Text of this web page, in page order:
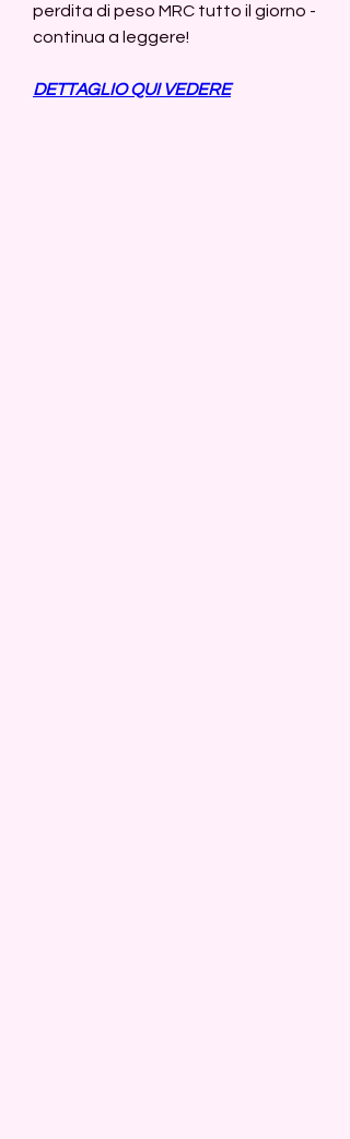
perdita di peso MRC tutto il giorno -
continua a leggere!
DETTAGLIO QUI VEDERE